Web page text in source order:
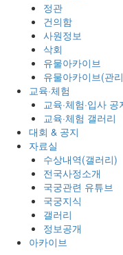
정관
건의함
사원정보
삭회
유물아카이브
유물아카이브(관
교육·체험
교육·체험·입사 공
교육·체험 갤러리
대회 & 공지
자료실
수상내역(갤러리)
전국사정소개
국궁관련 유튜브
국궁지식
갤러리
정보공개
아카이브